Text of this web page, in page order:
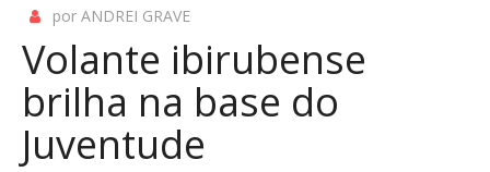
por ANDREI GRAVE
Volante ibirubense
brilha na base do
Juventude